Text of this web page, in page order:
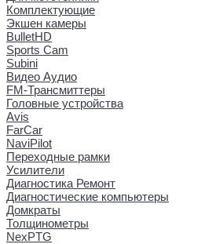
Комплектующие
Экшен камеры
BulletHD
Sports Cam
Subini
Видео Аудио
FM-Трансмиттеры
Головные устройства
Avis
FarCar
NaviPilot
Переходные рамки
Усилители
Диагностика Ремонт
Диагностические компьютеры
Домкраты
Толщинометры
NexPTG